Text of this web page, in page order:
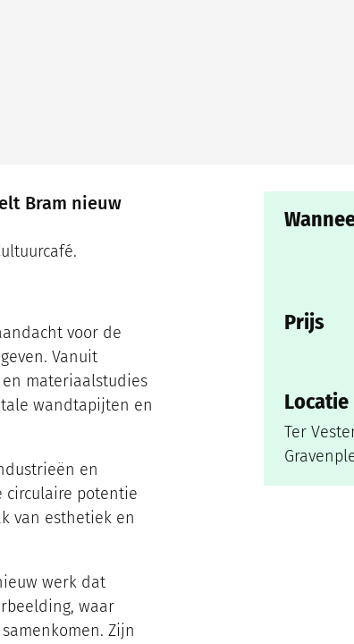
Prijs
Locatie
Ter
Bram nieuw
voor de
Vanuit
en materiaalstudies
wandtapijten en
en
circulaire potentie
van esthetiek en
werk dat
waar
Zijn